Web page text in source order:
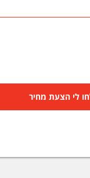
לי הצעת מחיר